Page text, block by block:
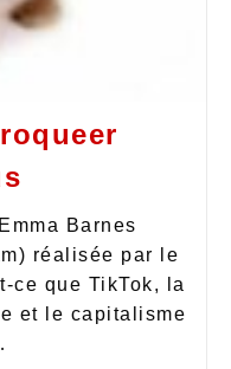
Barnes
réalisée par le
ce que TikTok, la
et le capitalisme